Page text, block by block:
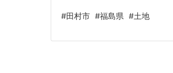
#田村市 #福島県 #土地